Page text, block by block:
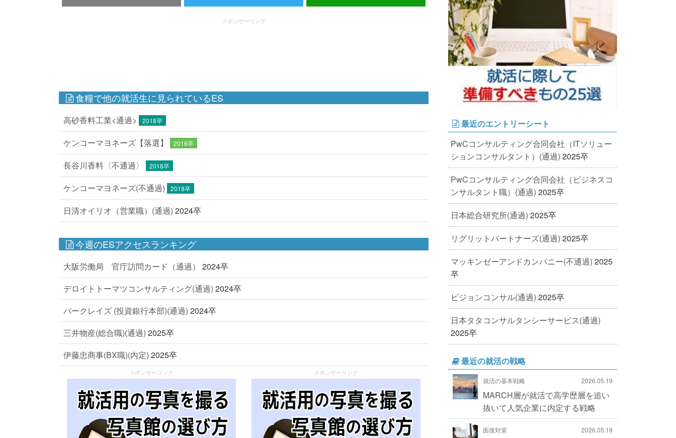
スポンサーリンク
食糧で他の就活生に見られているES
高砂香料工業<通過> 2018卒
ケンコーマヨネーズ【落選】 2016卒
長谷川香料〈不通過〉 2018卒
ケンコーマヨネーズ(不通過) 2018卒
日清オイリオ（営業職）(通過) 2024卒
今週のESアクセスランキング
大阪労働局 官庁訪問カード（通過）
2024卒
デロイトトーマツコンサルティング(通過) 2024卒
バークレイズ (投資銀行本部)(通過) 2024卒
三井物産(総合職)(通過) 2025卒
伊藤忠商事(BX職)(内定) 2025卒
スポンサーリンク スポンサーリンク
最近のエントリーシート
PwCコンサルティング合同会社（ITソリュー
ションコンサルタント）(通過) 2025卒
PwCコンサルティング合同会社（ビジネスコ
ンサルタント職）(通過) 2025卒
日本総合研究所(通過) 2025卒
リグリットパートナーズ(通過) 2025卒
マッキンゼーアンドカンパニー(不通過) 2025
卒
ビジョンコンサル(通過) 2025卒
日本タタコンサルタンシーサービス(通過)
2025卒
最近の就活の戦略
就活の基本戦略 2026.05.19
MARCH層が就活で高学歴層を追い
抜いて人気企業に内定する戦略
面接対策 2026.05.19